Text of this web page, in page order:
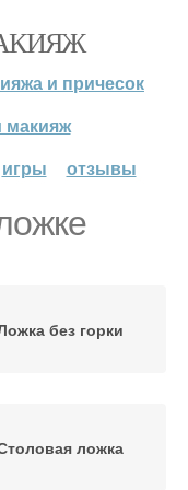
и причесок
макияж
игры отзывы
без горки
ложка